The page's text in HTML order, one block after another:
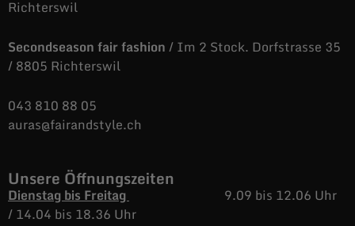
Richterswil
Secondseason fair fashion/ Im 2 Stock. Dorfstrasse 35
/ 8805 Richterswil
043 810 88 05
auras@fairandstyle.ch
Unsere Öffnungszeiten
Dienstag bis Freitag
9.09 bis 12.06 Uhr
/14.04 bis 18.36 Uhr